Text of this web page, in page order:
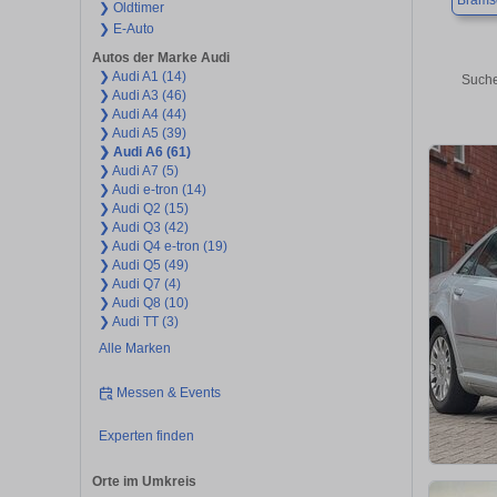
❯ Oldtimer
❯ E-Auto
Autos der Marke Audi
❯ Audi A1 (14)
❯ Audi A3 (46)
❯ Audi A4 (44)
❯ Audi A5 (39)
❯ Audi A6 (61)
❯ Audi A7 (5)
❯ Audi e-tron (14)
❯ Audi Q2 (15)
❯ Audi Q3 (42)
❯ Audi Q4 e-tron (19)
❯ Audi Q5 (49)
❯ Audi Q7 (4)
❯ Audi Q8 (10)
❯ Audi TT (3)
Alle Marken
Messen & Events
Experten finden
Orte im Umkreis